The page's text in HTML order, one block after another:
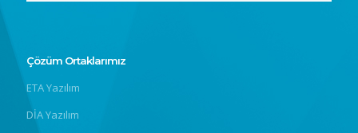
Çözüm Ortaklarımız
ETA Yazılım
DİA Yazılım